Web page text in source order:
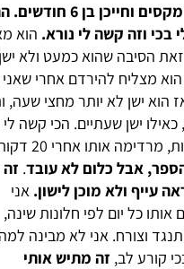
"אני אמא לילד מקסים וחייכן בן 6
בכי וזה קשה לי נורא. הוא
זאת הסיבה שהוא כמעט ולא ישן
מצליח להירדם אחרי
הוא ישן לא יותר מחצי שעה,
ישן שעתיים. הכי קשה לי
אותו אחרי 20 דקות,
אבל כלום לא עובד.זה
עייף ולא מוכן לישון.אני
כל יום לפי חלונות שינה,
וצורח. אני לא מבינה
קורע לב, זה מתיש אותי